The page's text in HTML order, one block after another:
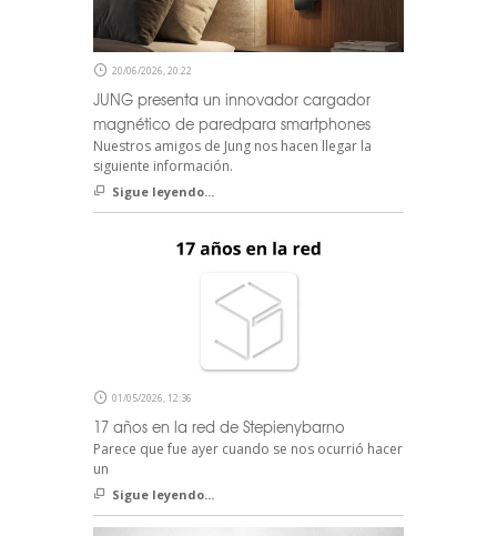
20/06/2026, 20:22
JUNG presenta un innovador cargador
magnético de paredpara smartphones
Nuestros amigos de Jung nos hacen llegar la
siguiente información.
Sigue leyendo...
01/05/2026, 12:36
17 años en la red de Stepienybarno
Parece que fue ayer cuando se nos ocurrió hacer
un
Sigue leyendo...